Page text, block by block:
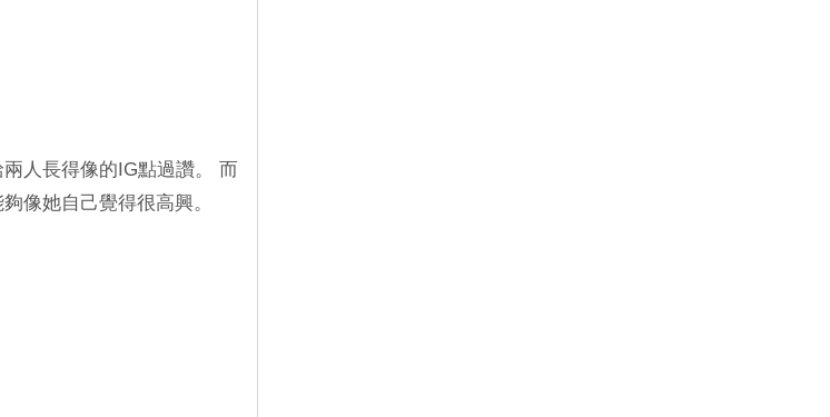
人長得像的IG點過讚。 而
像她自己覺得很高興。